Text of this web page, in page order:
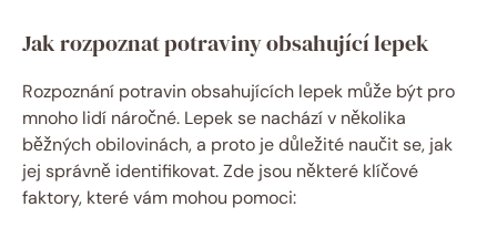
Jak rozpoznat potraviny obsahující lepek
Rozpoznání potravin obsahujících lepek může být pro
mnoho lidí náročné. Lepek se nachází v několika
běžných obilovinách, a proto je důležité naučit se, jak
jej správně identifikovat. Zde jsou některé klíčové
faktory, které vám mohou pomoci: